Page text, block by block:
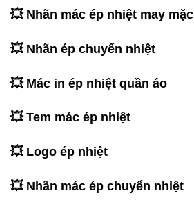
💥 Nhãn mác ép nhiệt may mặc
💥 Nhãn ép chuyển nhiệt
💥 Mác in ép nhiệt quần áo
💥 Tem mác ép nhiệt
💥 Logo ép nhiệt
💥 Nhãn mác ép chuyển nhiệt